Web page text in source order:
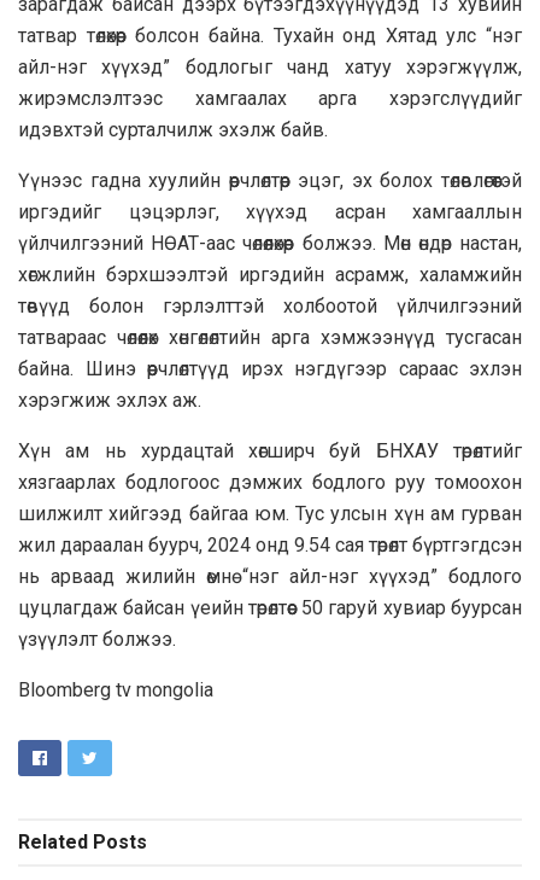
зарагдаж байсан дээрх бүтээгдэхүүнүүдэд 13 хувийн
татвар төлөхөөр болсон байна. Тухайн онд Хятад улс “нэг
айл-нэг хүүхэд” бодлогыг чанд хатуу хэрэгжүүлж,
жирэмслэлтээс хамгаалах арга хэрэгслүүдийг
идэвхтэй сурталчилж эхэлж байв.
Үүнээс гадна хуулийн өөрчлөлтөөр эцэг, эх болох төлөвлөгөөтэй
иргэдийг цэцэрлэг, хүүхэд асран хамгааллын
үйлчилгээний НӨАТ-аас чөлөөлөхөөр болжээ. Мөн өндөр настан,
хөгжлийн бэрхшээлтэй иргэдийн асрамж, халамжийн
төвүүд болон гэрлэлттэй холбоотой үйлчилгээний
татвараас чөлөөлөх хөнгөлөлтийн арга хэмжээнүүд тусгасан
байна. Шинэ өөрчлөлтүүд ирэх нэгдүгээр сараас эхлэн
хэрэгжиж эхлэх аж.
Хүн ам нь хурдацтай хөгширч буй БНХАУ төрөлтийг
хязгаарлах бодлогоос дэмжих бодлого руу томоохон
шилжилт хийгээд байгаа юм. Тус улсын хүн ам гурван
жил дараалан буурч, 2024 онд 9.54 сая төрөлт бүртгэгдсэн
нь арваад жилийн өмнө “нэг айл-нэг хүүхэд” бодлого
цуцлагдаж байсан үеийн төрөлтөөс 50 гаруй хувиар буурсан
үзүүлэлт болжээ.
Bloomberg tv mongolia
Related Posts